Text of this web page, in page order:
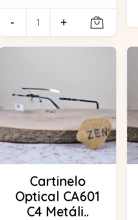
- +
Cartinelo
Optical CA601
C4 Metáli..